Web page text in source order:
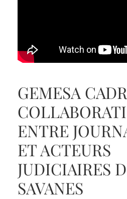
GEMESA
ENTRE
ET ACTEURS
JUDICIAIRES
SAVANES